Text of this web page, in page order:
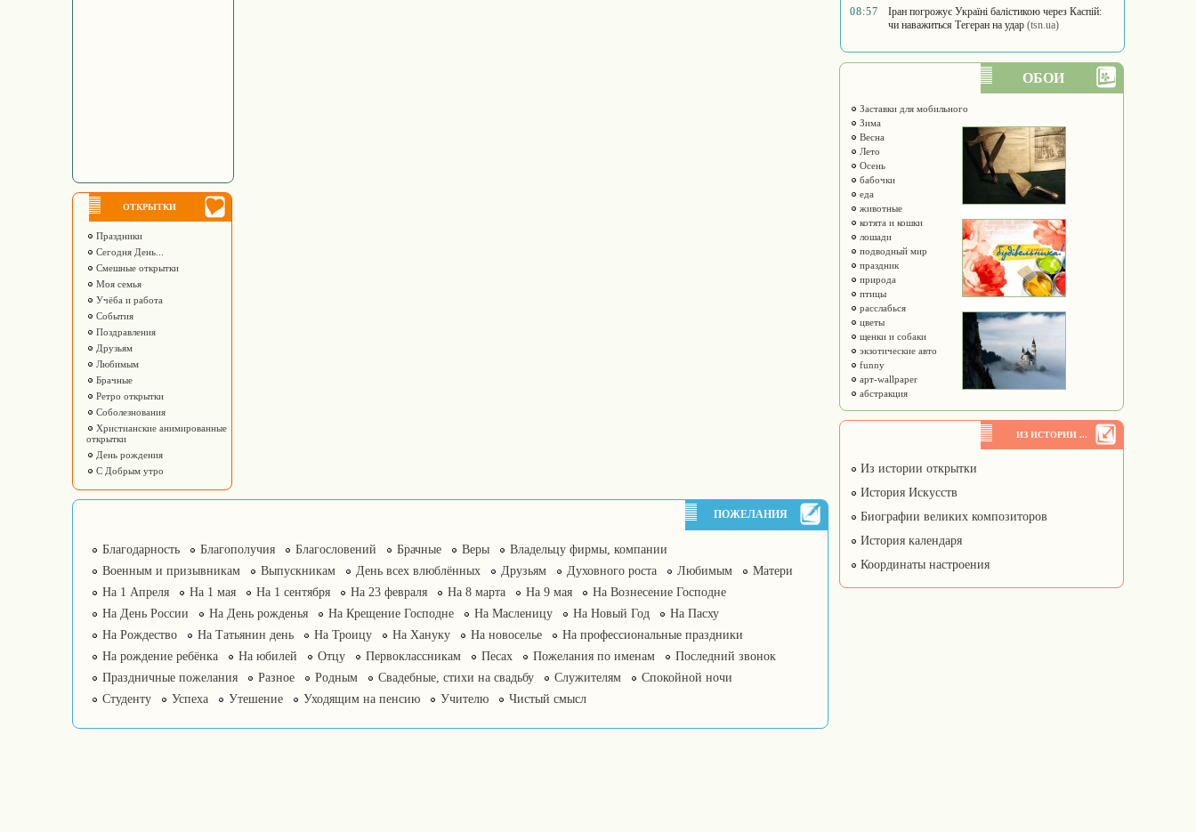
ОТКРЫТКИ
Праздники
Сегодня День...
Смешные открытки
Моя семья
Учёба и работа
События
Поздравления
Друзьям
Любимым
Брачные
Ретро открытки
Соболезнования
Христианские анимированные
открытки
День рождения
С Добрым утро
ПОЖЕЛАНИЯ
Благодарность Благополучия Благословений Брачные Веры
Владельцу фирмы, компании
Военным и призывникам
Выпускникам День всех влюблённых Друзьям Духовного роста Любимым
Матери
На 1 Апреля
На 1 мая На 1 сентября На 23 февраля На 8 марта На 9 мая
На Вознесение Господне
На День России
На День рожденья На Крещение Господне На Масленицу На Новый Год
На Пасху
На Рождество
На Татьянин день На Троицу На Хануку На новоселье
На профессиональные праздники
На рождение ребёнка
На юбилей Отцу Первоклассникам Песах Пожелания по именам
Последний звонок
Праздничные пожелания
Разное Родным Свадебные, стихи на свадьбу Служителям
Спокойной ночи
Студенту
Успеха Утешение Уходящим на пенсию Учителю Чистый смысл
08:57
Іран погрожує Україні балістикою через Каспій:
чи наважиться Тегеран на удар (tsn.ua)
ОБОИ
Заставки для мобильного
Зима
Весна
Лето
Осень
бабочки
еда
животные
котята и кошки
лошади
подводный мир
праздник
природа
птицы
расслабься
цветы
щенки и собаки
экзотические авто
funny
арт-wallpaper
абстракция
ИЗ ИСТОРИИ ...
Из истории открытки
История Искусств
Биографии великих композиторов
История календаря
Координаты настроения